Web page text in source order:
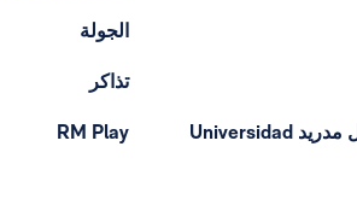
الأكاديمية الجامعية ريال مدريد Universidad
الجولة
تذاكر
RM Play